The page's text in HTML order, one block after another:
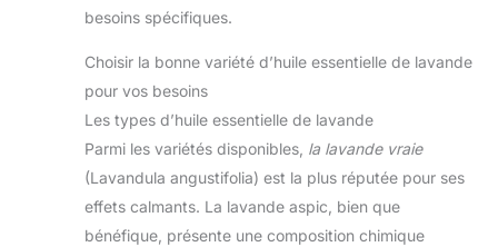
besoins spécifiques.
Choisir la bonne variété d’huile essentielle de lavande
pour vos besoins
Les types d’huile essentielle de lavande
Parmi les variétés disponibles, la lavande vraie
(Lavandula angustifolia) est la plus réputée pour ses
effets calmants. La lavande aspic, bien que
bénéfique, présente une composition chimique